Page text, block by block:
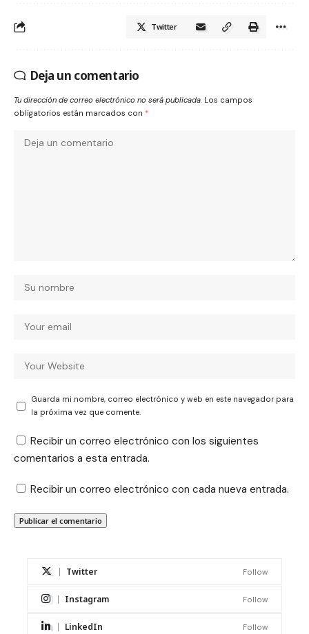
Twitter
Deja un comentario
Tu dirección de correo electrónico no será publicada. Los campos
obligatorios están marcados con *
Guarda mi nombre, correo electrónico y web en este navegador para
la próxima vez que comente.
Recibir un correo electrónico con los siguientes
comentarios a esta entrada.
Recibir un correo electrónico con cada nueva entrada.
Twitter Follow
Instagram Follow
LinkedIn Follow